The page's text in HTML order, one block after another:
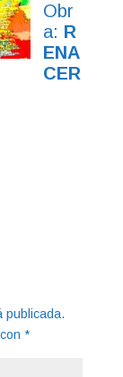
Obr
a: R
ENA
CER
publicada.
*